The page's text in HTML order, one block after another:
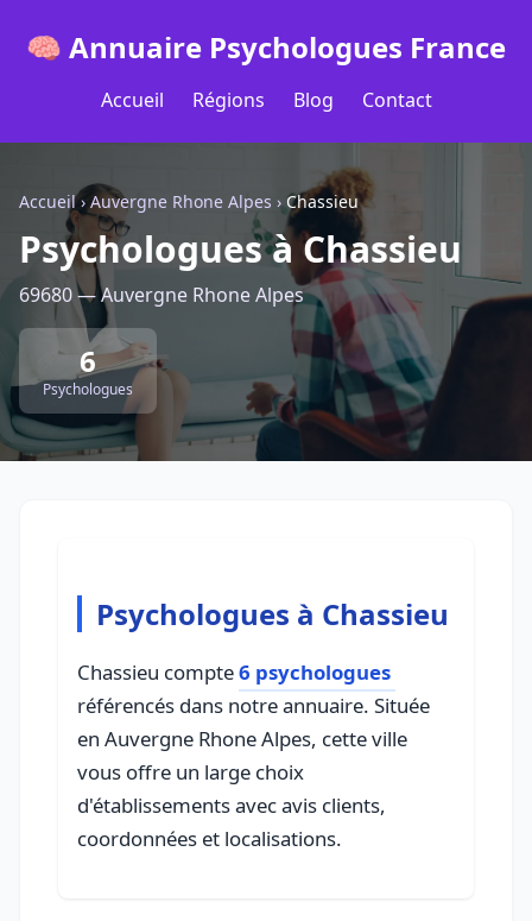
🧠 Annuaire Psychologues France
Accueil Régions Blog Contact
Accueil› Auvergne Rhone Alpes ›Chassieu
Psychologues à Chassieu
69680 — Auvergne Rhone Alpes
6
Psychologues
Psychologues à Chassieu
Chassieu compte6 psychologues
référencés dans notre annuaire. Située
en Auvergne Rhone Alpes, cette ville
vous offre un large choix
d'établissements avec avis clients,
coordonnées et localisations.